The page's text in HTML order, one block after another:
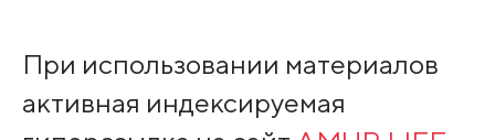
При использовании материалов
активная индексируемая